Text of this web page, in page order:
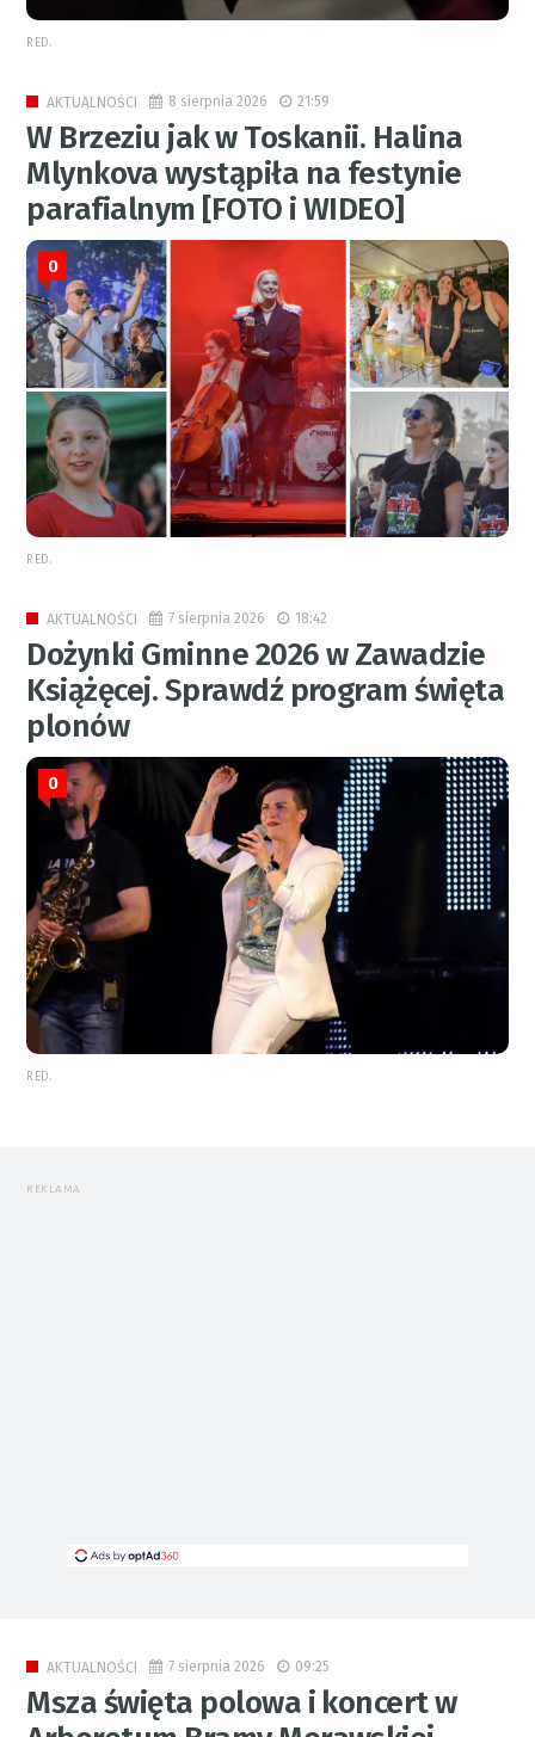
RED.
AKTUALNOŚCI 8 sierpnia 2026 21:59
W Brzeziu jak w Toskanii. Halina
Mlynkova wystąpiła na festynie
parafialnym [FOTO i WIDEO]
0
RED.
AKTUALNOŚCI 7 sierpnia 2026 18:42
Dożynki Gminne 2026 w Zawadzie
Książęcej. Sprawdź program święta
plonów
0
RED.
REKLAMA
AKTUALNOŚCI 7 sierpnia 2026 09:25
Msza święta polowa i koncert w